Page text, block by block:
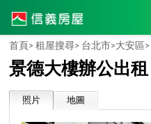
首頁> 租屋搜尋> 台北市>大安區>
景德大樓辦公出租
照片 地圖